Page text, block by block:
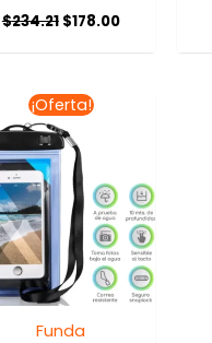
$234.21 $178.00
¡Oferta!
Funda
El
precio
original
era:
$48.00.